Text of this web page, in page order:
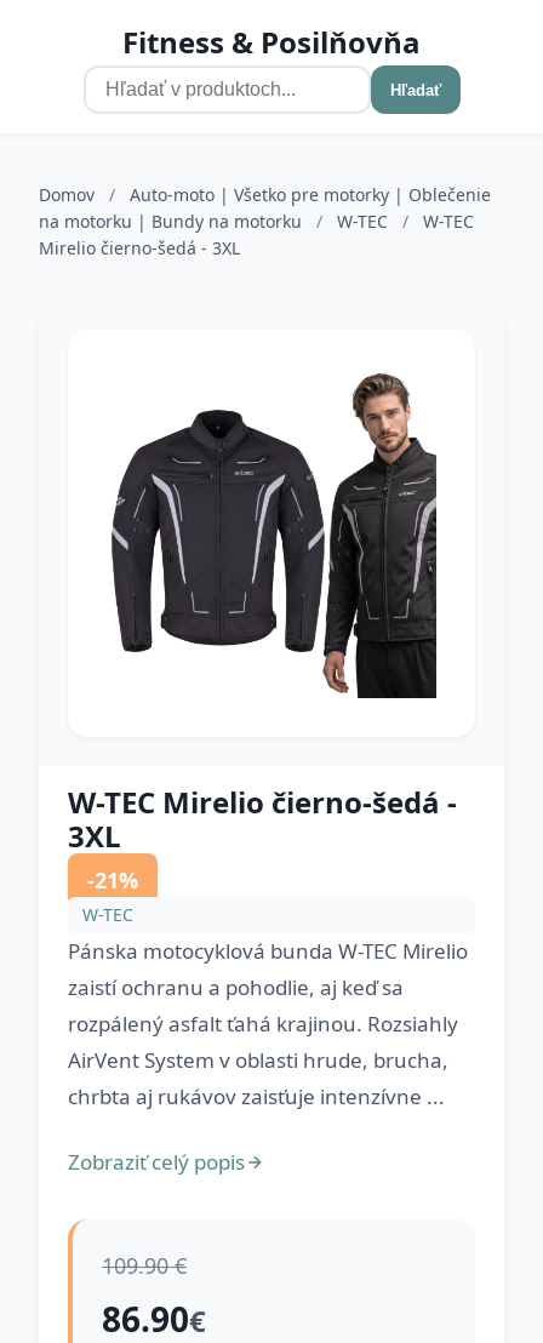
Fitness & Posilňovňa
Hľadať
Domov /
Auto-moto | Všetko pre motorky | Oblečenie
na motorku | Bundy na motorku
/ W-TEC /
W-TEC
Mirelio čierno-šedá - 3XL
W-TEC Mirelio čierno-šedá -
3XL
-21%
W-TEC
Pánska motocyklová bunda W-TEC Mirelio
zaistí ochranu a pohodlie, aj keď sa
rozpálený asfalt ťahá krajinou. Rozsiahly
AirVent System v oblasti hrude, brucha,
chrbta aj rukávov zaisťuje intenzívne ...
Zobraziť celý popis
109.90 €
86.90€